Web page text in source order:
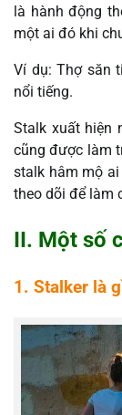
là hành động
một ai đó khi
Ví dụ: Thợ săn
nổi tiếng.
Stalk xuất hiện
cũng được làm
stalk hâm mộ
theo dõi để làm
II. Một số
1. Stalker là